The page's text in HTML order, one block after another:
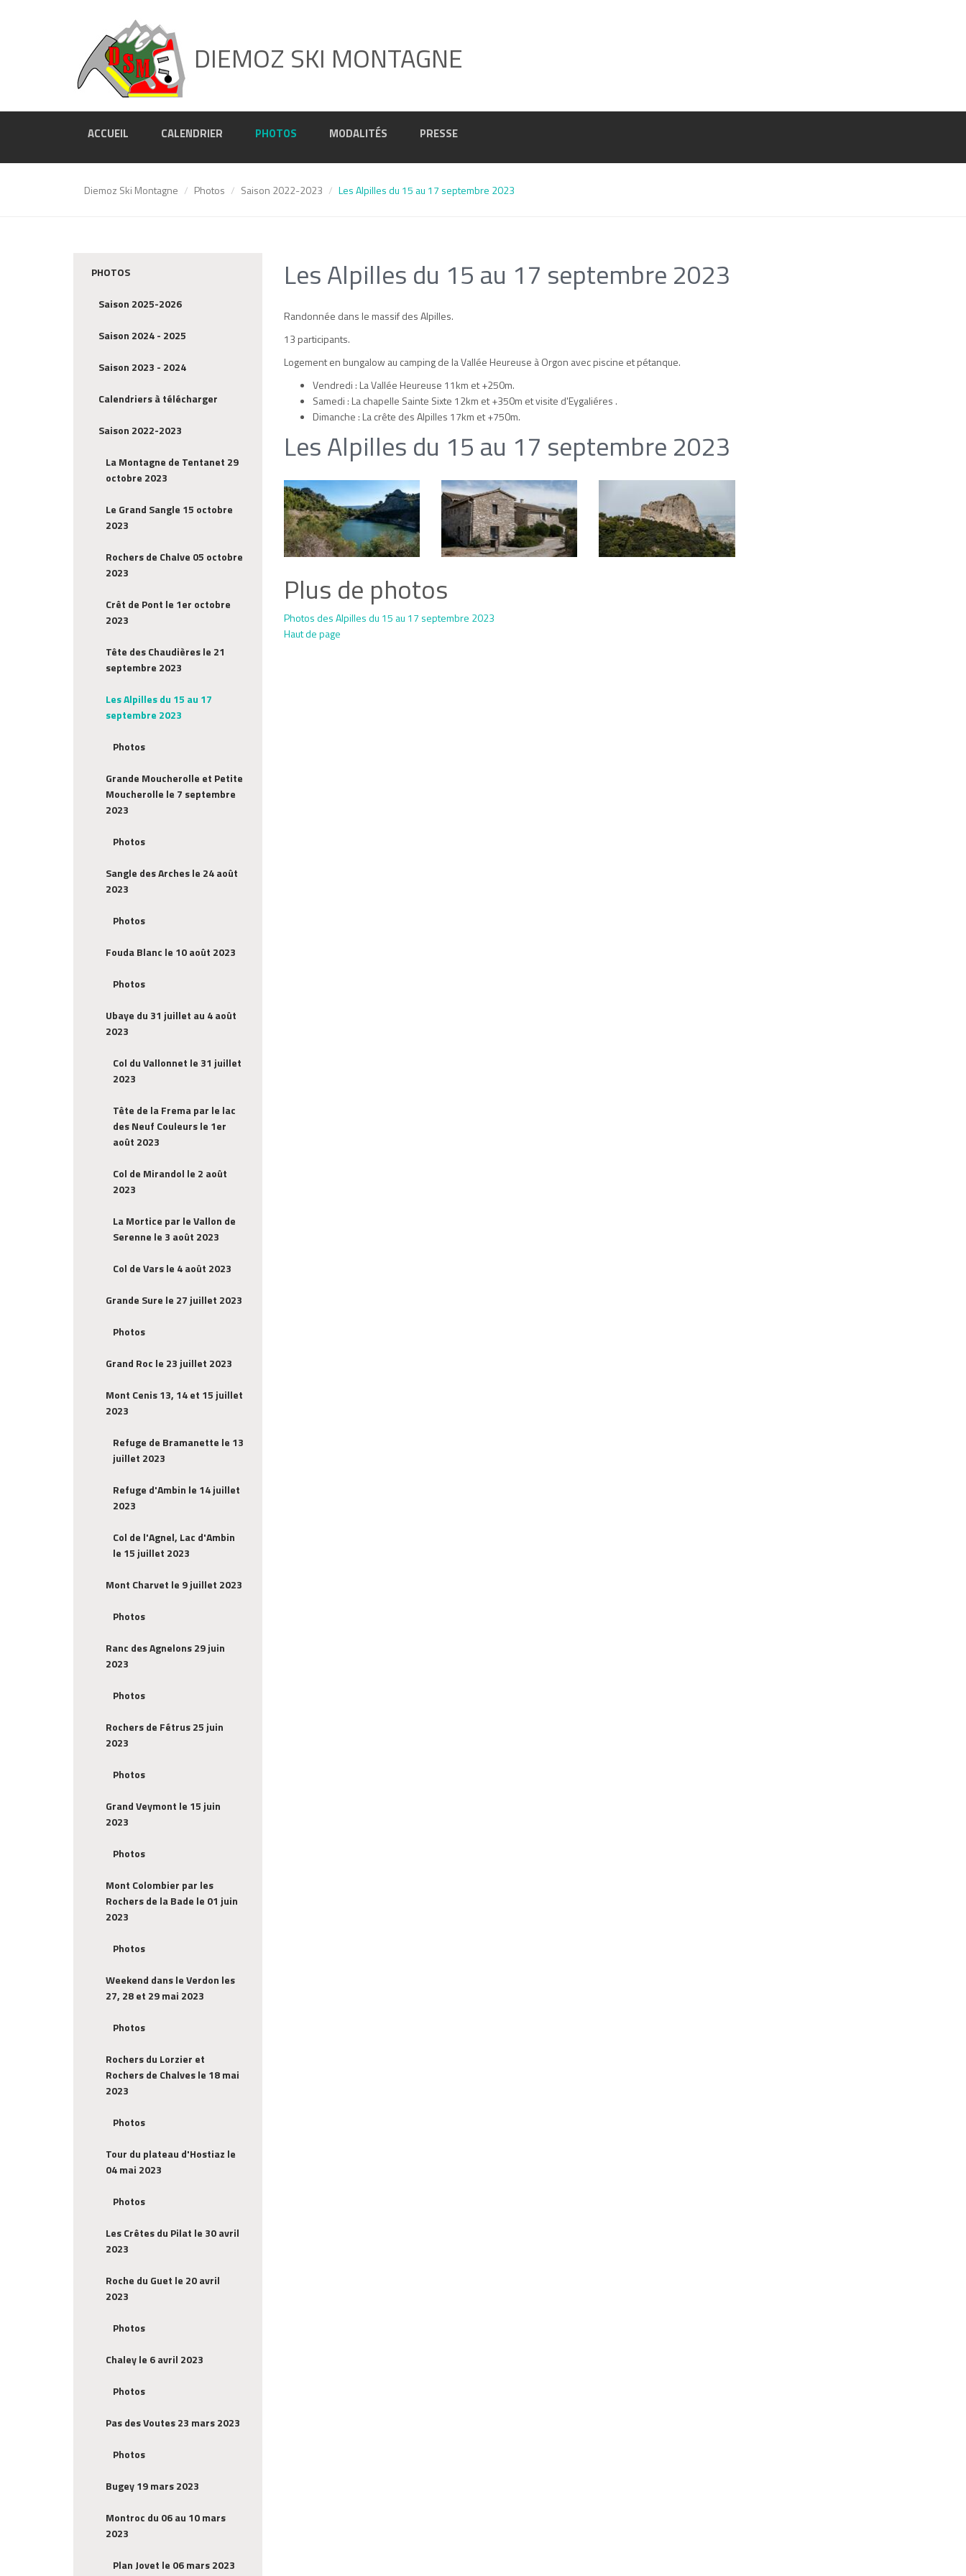
DIEMOZ SKI MONTAGNE
ACCUEIL CALENDRIER PHOTOS MODALITÉS PRESSE
Diemoz Ski Montagne Photos Saison 2022-2023 Les Alpilles du 15 au 17 septembre 2023
PHOTOS
Saison 2025-2026
Saison 2024 - 2025
Saison 2023 - 2024
Calendriers à télécharger
Saison 2022-2023
La Montagne de Tentanet 29
octobre 2023
Le Grand Sangle 15 octobre
2023
Rochers de Chalve 05 octobre
2023
Crêt de Pont le 1er octobre
2023
Tête des Chaudières le 21
septembre 2023
Les Alpilles du 15 au 17
septembre 2023
Photos
Grande Moucherolle et Petite
Moucherolle le 7 septembre
2023
Photos
Sangle des Arches le 24 août
2023
Photos
Fouda Blanc le 10 août 2023
Photos
Ubaye du 31 juillet au 4 août
2023
Col du Vallonnet le 31 juillet
2023
Tête de la Frema par le lac
des Neuf Couleurs le 1er
août 2023
Col de Mirandol le 2 août
2023
La Mortice par le Vallon de
Serenne le 3 août 2023
Col de Vars le 4 août 2023
Grande Sure le 27 juillet 2023
Photos
Grand Roc le 23 juillet 2023
Mont Cenis 13, 14 et 15 juillet
2023
Refuge de Bramanette le 13
juillet 2023
Refuge d'Ambin le 14 juillet
2023
Col de l'Agnel, Lac d'Ambin
le 15 juillet 2023
Mont Charvet le 9 juillet 2023
Photos
Ranc des Agnelons 29 juin
2023
Photos
Rochers de Fétrus 25 juin
2023
Photos
Grand Veymont le 15 juin
2023
Photos
Mont Colombier par les
Rochers de la Bade le 01 juin
2023
Photos
Weekend dans le Verdon les
27, 28 et 29 mai 2023
Photos
Rochers du Lorzier et
Rochers de Chalves le 18 mai
2023
Photos
Tour du plateau d'Hostiaz le
04 mai 2023
Photos
Les Crêtes du Pilat le 30 avril
2023
Roche du Guet le 20 avril
2023
Photos
Chaley le 6 avril 2023
Photos
Pas des Voutes 23 mars 2023
Photos
Bugey 19 mars 2023
Montroc du 06 au 10 mars
2023
Plan Jovet le 06 mars 2023
Les Alpilles du 15 au 17 septembre 2023
Randonnée dans le massif des Alpilles.
13 participants.
Logement en bungalow au camping de la Vallée Heureuse à Orgon avec piscine et pétanque.
Vendredi : La Vallée Heureuse 11km et +250m.
Samedi : La chapelle Sainte Sixte 12km et +350m et visite d'Eygaliéres .
Dimanche : La crête des Alpilles 17km et +750m.
Les Alpilles du 15 au 17 septembre 2023
Plus de photos
Photos des Alpilles du 15 au 17 septembre 2023
Haut de page